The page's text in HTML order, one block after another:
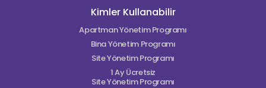
Kimler Kullanabilir
Apartman Yönetim Programı
Bina Yönetim Programı
Site Yönetim Programı
1 Ay Ücretsiz
Site Yönetim Programı